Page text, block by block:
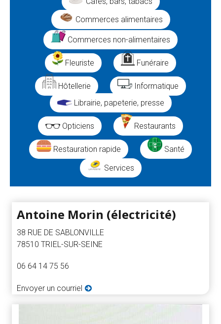
Commerces alimentaires
Commerces non-alimentaires
Fleuriste Funéraire
Hôtellerie
Informatique
Librairie, papeterie, presse
Opticiens Restaurants
Restauration rapide
Santé
Services
Résultats
de
la
recherche
Antoine Morin (électricité)
38 RUE DE SABLONVILLE
78510 TRIEL-SUR-SEINE
06 64 14 75 56
Envoyer un courriel